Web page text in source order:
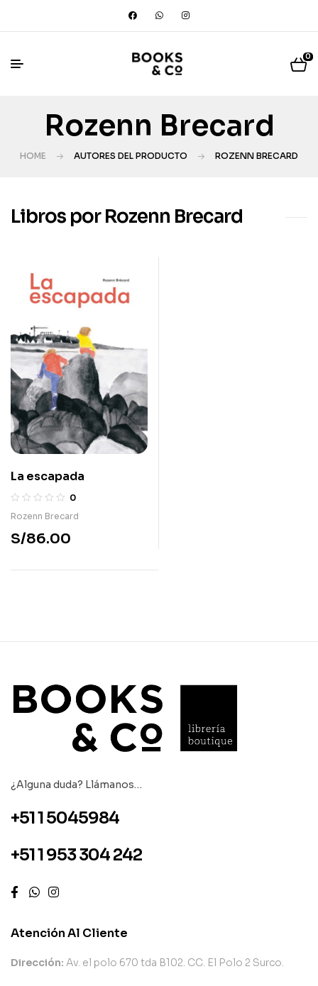
0
Rozenn Brecard
HOME AUTORES DEL PRODUCTO ROZENN BRECARD
Libros por Rozenn Brecard
La escapada
0
Rozenn Brecard
S/86.00
¿Alguna duda? Llámanos…
+51 1 5045984
+51 1 953 304 242
Atención Al Cliente
Dirección: Av. el polo 670 tda B102. CC. El Polo 2 Surco.